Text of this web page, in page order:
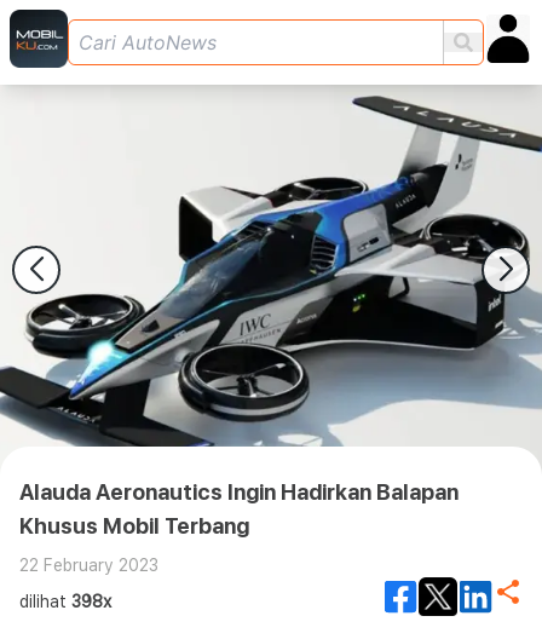
Alauda Aeronautics Ingin Hadirkan Balapan
Khusus Mobil Terbang
22 February 2023
dilihat 398x